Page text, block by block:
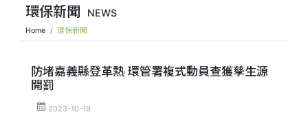
環保新聞 NEWS
Home 環保新聞
防堵嘉義縣登革熱 環管署複式動員查獲孳生源
開罰
2023-10-19